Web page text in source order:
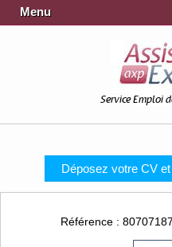
Menu
Service Emploi
Déposez votre CV
Référence :